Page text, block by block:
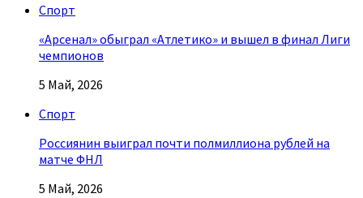
Спорт
«Арсенал» обыграл «Атлетико» и вышел в финал Лиги
чемпионов
5 Май, 2026
Спорт
Россиянин выиграл почти полмиллиона рублей на
матче ФНЛ
5 Май, 2026